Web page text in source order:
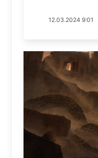
12.03.2024 9:01